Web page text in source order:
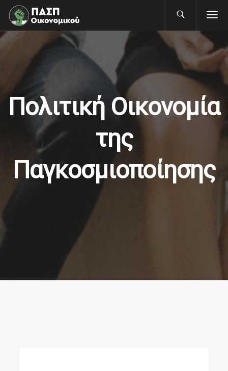
Πολιτική Οικονομία
της
Παγκοσμιοποίησης